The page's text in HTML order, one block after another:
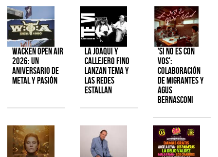
Wacken Open Air
2026: Un
aniversario de
metal y pasión
La Joaqui y
Callejero Fino
lanzan tema y
las redes
estallan
'Si No Es Con
Vos':
colaboración
de Migrantes y
Agus
Bernasconi